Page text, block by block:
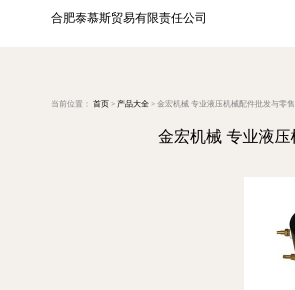
合肥泰慕斯贸易有限责任公司
当前位置： 首页 > 产品大全 > 金宏机械 专业液压机械配件批发与零
金宏机械 专业液